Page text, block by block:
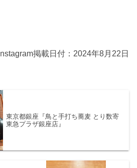
Instagram掲載日付：2024年8月22日
東京都銀座『鳥と手打ち蕎麦 とり数寄
東急プラザ銀座店』